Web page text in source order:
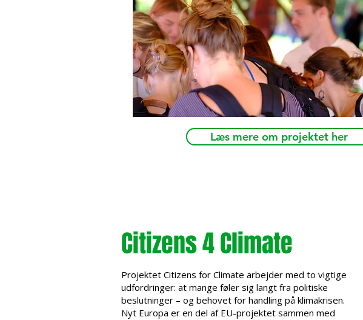
Læs mere om projektet her
Citizens 4 Climate
Projektet Citizens for Climate arbejder med to vigtige
udfordringer: at mange føler sig langt fra politiske
beslutninger – og behovet for handling på klimakrisen.
Nyt Europa er en del af EU-projektet sammen med